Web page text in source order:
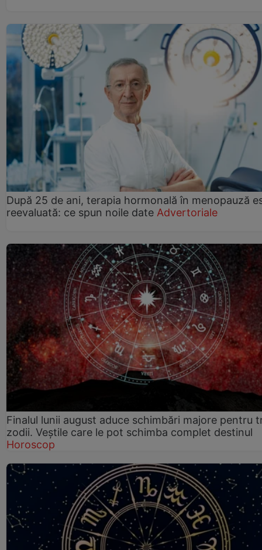
După 25 de ani, terapia hormonală în menopauză
reevaluată: ce spun noile date Advertoriale
Finalul lunii august aduce schimbări majore pentru
zodii. Veștile care le pot schimba complet destinul
Horoscop